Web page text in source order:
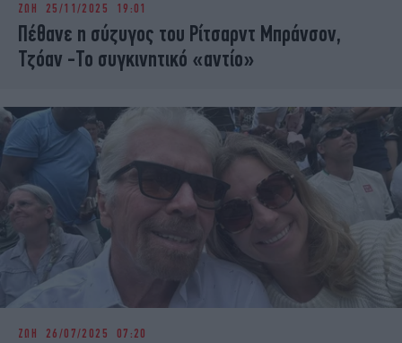
ΖΩΗ 25/11/2025 19:01
Πέθανε η σύζυγος του Ρίτσαρντ Μπράνσον,
Τζόαν -Το συγκινητικό «αντίο»
ΖΩΗ 26/07/2025 07:20